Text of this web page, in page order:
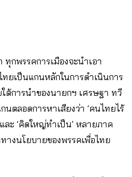
ทุกพรรคการเมืองจะนำเอา
ทยเป็นแกนหลักในการดำเนินการ
ต้การนำของนายกฯ เศรษฐา ทวี
นตลอดการหาเสียงว่า ‘คนไทยไร้
ละ ‘คิดใหญ่ทำเป็น’ หลายภาค
างนโยบายของพรรคเพื่อไทย